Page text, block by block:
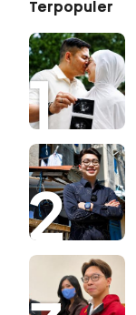
Terpopuler